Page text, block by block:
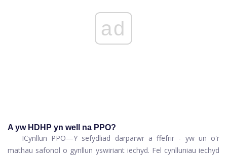
ad
A yw HDHP yn well na PPO?
ICynllun PPO—Y sefydliad darparwr a ffefrir - yw un o'r
mathau safonol o gynllun yswiriant iechyd. Fel cynlluniau iechyd